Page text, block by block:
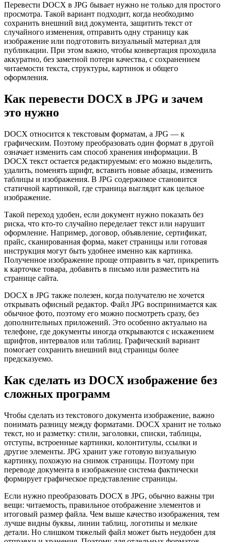
Перевести DOCX в JPG бывает нужно не только для простого
просмотра. Такой вариант подходит, когда необходимо
сохранить внешний вид документа, защитить текст от
случайного изменения, отправить одну страницу как
изображение или подготовить визуальный материал для
публикации. При этом важно, чтобы конвертация проходила
аккуратно, без заметной потери качества, с сохранением
читаемости текста, структуры, картинок и общего
оформления.
Как перевести DOCX в JPG и зачем
это нужно
DOCX относится к текстовым форматам, а JPG — к
графическим. Поэтому преобразовать один формат в другой
означает изменить сам способ хранения информации. В
DOCX текст остается редактируемым: его можно выделить,
удалить, поменять шрифт, вставить новые абзацы, изменить
таблицы и изображения. В JPG содержимое становится
статичной картинкой, где страница выглядит как цельное
изображение.
Такой переход удобен, если документ нужно показать без
риска, что кто-то случайно переделает текст или нарушит
оформление. Например, договор, объявление, сертификат,
прайс, сканированная форма, макет страницы или готовая
инструкция могут быть удобнее именно как картинка.
Полученное изображение проще отправить в чат, прикрепить
к карточке товара, добавить в письмо или разместить на
странице сайта.
DOCX в JPG также полезен, когда получателю не хочется
открывать офисный редактор. Файл JPG воспринимается как
обычное фото, поэтому его можно посмотреть сразу, без
дополнительных приложений. Это особенно актуально на
телефоне, где документы иногда открываются с искажением
шрифтов, интервалов или таблиц. Графический вариант
помогает сохранить внешний вид страницы более
предсказуемо.
Как сделать из DOCX изображение без
сложных программ
Чтобы сделать из текстового документа изображение, важно
понимать разницу между форматами. DOCX хранит не только
текст, но и разметку: стили, заголовки, списки, таблицы,
отступы, встроенные картинки, колонтитулы, ссылки и
другие элементы. JPG хранит уже готовую визуальную
картинку, похожую на снимок страницы. Поэтому при
переводе документа в изображение система фактически
формирует графическое представление страницы.
Если нужно преобразовать DOCX в JPG, обычно важны три
вещи: читаемость, правильное отображение элементов и
итоговый размер файла. Чем выше качество изображения, тем
лучше видны буквы, линии таблиц, логотипы и мелкие
детали. Но слишком тяжелый файл может быть неудобен для